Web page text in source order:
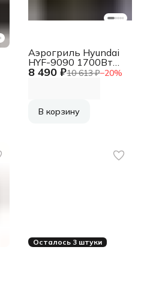
8 490 ₽10 613 ₽−20%
Аэрогриль Hyundai
HYF-9090 1700Вт
черный/черный
В корзину
Осталось 3 штуки